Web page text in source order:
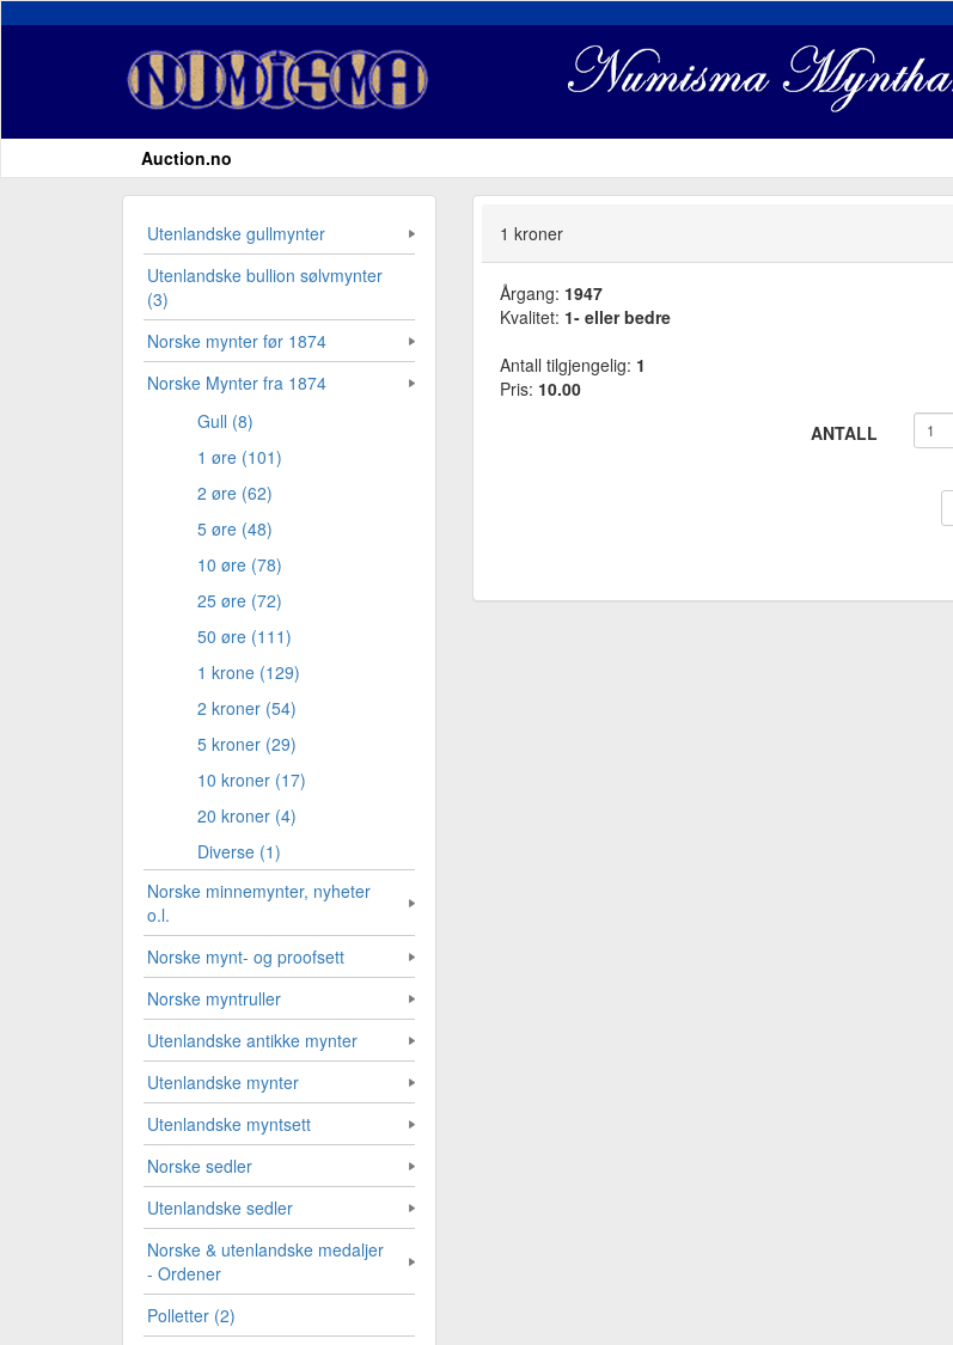
Auction.no
Utenlandske gullmynter
Utenlandske bullion sølvmynter
(3)
Norske mynter før 1874
Norske Mynter fra 1874
Gull (8)
1 øre (101)
2 øre (62)
5 øre (48)
10 øre (78)
25 øre (72)
50 øre (111)
1 krone (129)
2 kroner (54)
5 kroner (29)
10 kroner (17)
20 kroner (4)
Diverse (1)
Norske minnemynter, nyheter
o.l.
Norske mynt- og proofsett
Norske myntruller
Utenlandske antikke mynter
Utenlandske mynter
Utenlandske myntsett
Norske sedler
Utenlandske sedler
Norske & utenlandske medaljer
- Ordener
Polletter (2)
1 kroner
Årgang: 1947
Kvalitet: 1- eller bedre
Antall tilgjengelig: 1
Pris: 10.00
ANTALL